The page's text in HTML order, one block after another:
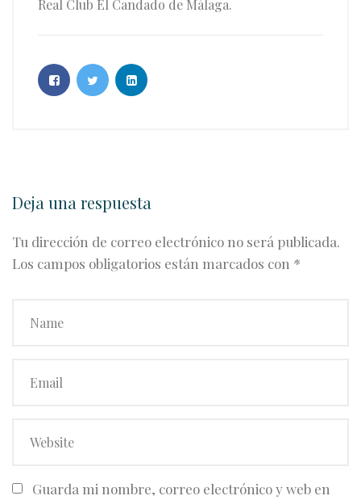
Real Club El Candado de Málaga.
Deja una respuesta
Tu dirección de correo electrónico no será publicada.
Los campos obligatorios están marcados con *
Guarda mi nombre, correo electrónico y web en